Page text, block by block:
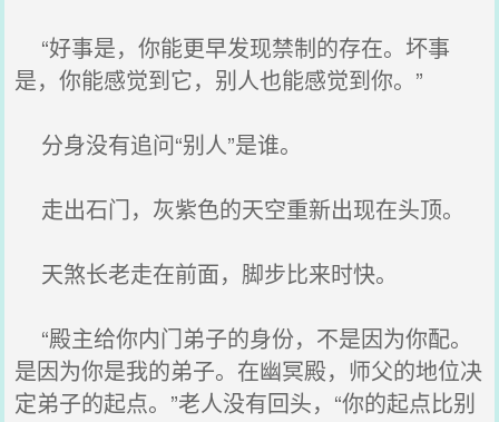
“好事是，你能更早发现禁制的存在。坏事
是，你能感觉到它，别人也能感觉到你。”
分身没有追问“别人”是谁。
走出石门，灰紫色的天空重新出现在头顶。
天煞长老走在前面，脚步比来时快。
“殿主给你内门弟子的身份，不是因为你配。
是因为你是我的弟子。在幽冥殿，师父的地位决
定弟子的起点。”老人没有回头，“你的起点比别